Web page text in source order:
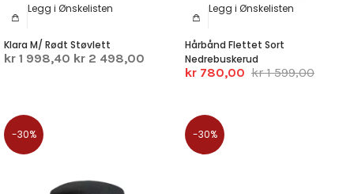
Legg i Ønskelisten
Klara M/ Rødt Støvlett
kr 1 998,40 kr 2 498,00
Legg i Ønskelisten
Hårbånd Flettet Sort
Nedrebuskerud
kr 780,00 kr 1 599,00
-30% -30%